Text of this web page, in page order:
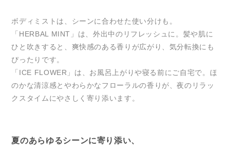
ボディミストは、シーンに合わせた使い分けも。
「HERBAL MINT」は、外出中のリフレッシュに。髪や肌に
ひと吹きすると、爽快感のある香りが広がり、気分転換にも
ぴったりです。
「ICE FLOWER」は、お風呂上がりや寝る前にご自宅で。ほ
のかな清涼感とやわらかなフローラルの香りが、夜のリラッ
クスタイムにやさしく寄り添います。
夏のあらゆるシーンに寄り添い、